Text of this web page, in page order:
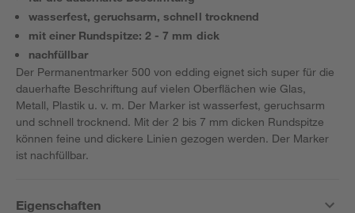
wasserfest, geruchsarm, schnell trocknend
mit einer Rundspitze: 2 - 7 mm dick
nachfüllbar
Der Permanentmarker 500 von edding eignet sich super für die
dauerhafte Beschriftung auf vielen Oberflächen wie Glas,
Metall, Plastik u. v. m. Der Marker ist wasserfest, geruchsarm
und schnell trocknend. Mit der 2 bis 7 mm dicken Rundspitze
können feine und dickere Linien gezogen werden. Der Marker
ist nachfüllbar.
Eigenschaften